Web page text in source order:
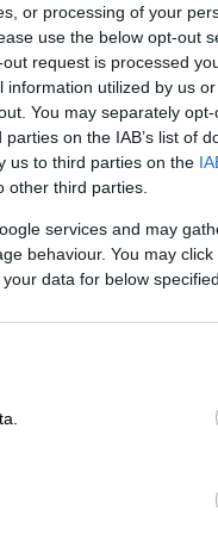
or processing of your
use the below opt-out
request is processed
utilized by us
You may separately
on the IAB’s list of
us to third parties on the
other third parties.
services and may
behaviour. You may
data for below
del concerto,
e conveniente per
i luoghi degli
ricerca di
dei posti in cui si
di
chilometri interi prima
che hanno i
il numero di
per la comunità
Inoltre, l’utilizzo
aree urbane.